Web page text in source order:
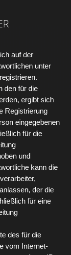
auf der
unter
den für die
ergibt sich
Registrierung
eingegebenen
für die
und
kann die
der die
für eine
des für die
vom Internet-